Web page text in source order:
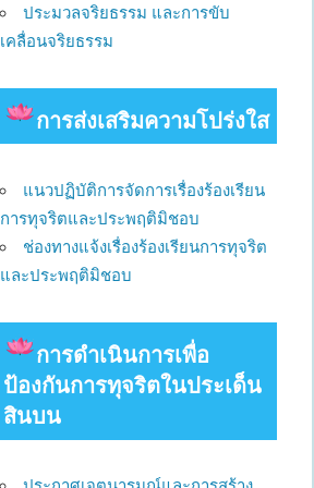
ประมวลจริยธรรม และการขับ
เคลื่อนจริยธรรม
การส่งเสริมความโปร่งใส
แนวปฏิบัติการจัดการเรื่องร้องเรียน
การทุจริตและประพฤติมิชอบ
ช่องทางแจ้งเรื่องร้องเรียนการทุจริต
และประพฤติมิชอบ
การดําเนินการเพื่อ
ป้องกันการทุจริตในประเด็น
สินบน